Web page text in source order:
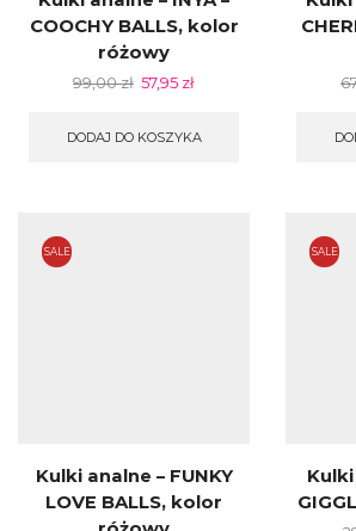
COOCHY BALLS, kolor
różowy
99,00zł 57,95 zł
DODAJ DO KOSZYKA
SALE
Kulki analne – FUNKY
LOVE BALLS, kolor
SALE
Kulki